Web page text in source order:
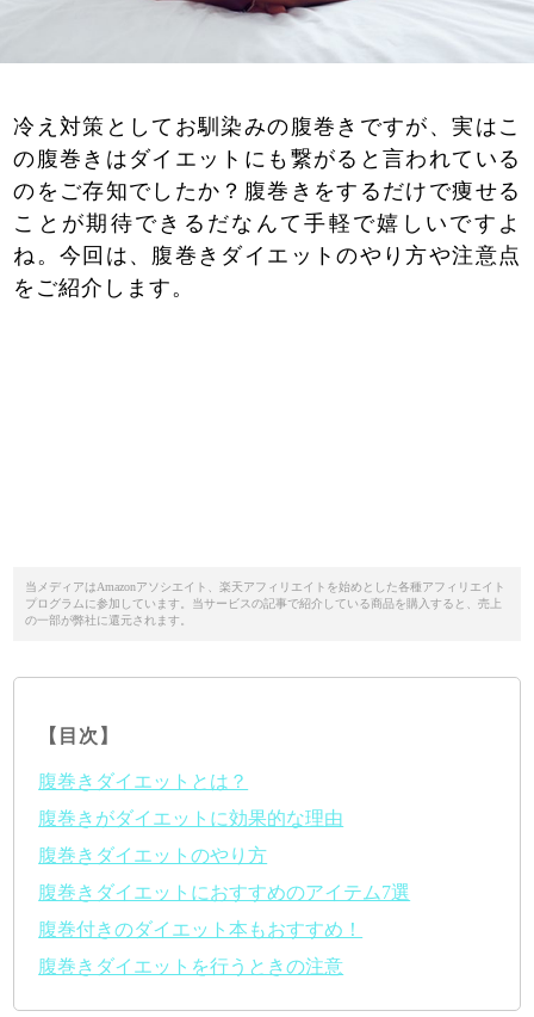
冷え対策としてお馴染みの腹巻きですが、実はこ
の腹巻きはダイエットにも繋がると言われている
のをご存知でしたか？腹巻きをするだけで痩せる
ことが期待できるだなんて手軽で嬉しいですよ
ね。今回は、腹巻きダイエットのやり方や注意点
をご紹介します。
当メディアはAmazonアソシエイト、楽天アフィリエイトを始めとした各種アフィリエイト
プログラムに参加しています。当サービスの記事で紹介している商品を購入すると、売上
の一部が弊社に還元されます。
【目次】
腹巻きダイエットとは？
腹巻きがダイエットに効果的な理由
腹巻きダイエットのやり方
腹巻きダイエットにおすすめのアイテム7選
腹巻付きのダイエット本もおすすめ！
腹巻きダイエットを行うときの注意